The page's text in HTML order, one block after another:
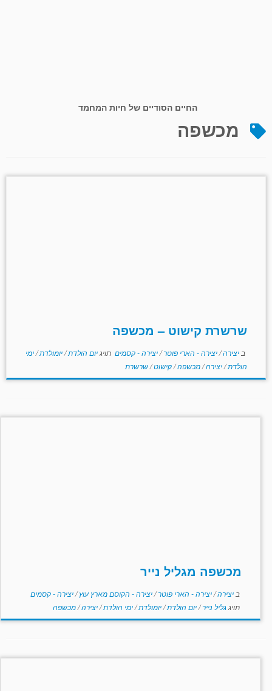
החיים הסודיים של חיות המחמד
מכשפה
שרשרת קישוט – מכשפה
ב יצירה/יצירה - הארי פוטר/יצירה - קסמים תויגיום הולדת/יומולדת/ימי
הולדת/יצירה/מכשפה/קישוט/שרשרת
מכשפה מגליל נייר
ב יצירה/יצירה - הארי פוטר/יצירה - הקוסם מארץ עוץ/יצירה - קסמים
תויגגליל נייר/יום הולדת/יומולדת/ימי הולדת/יצירה/מכשפה